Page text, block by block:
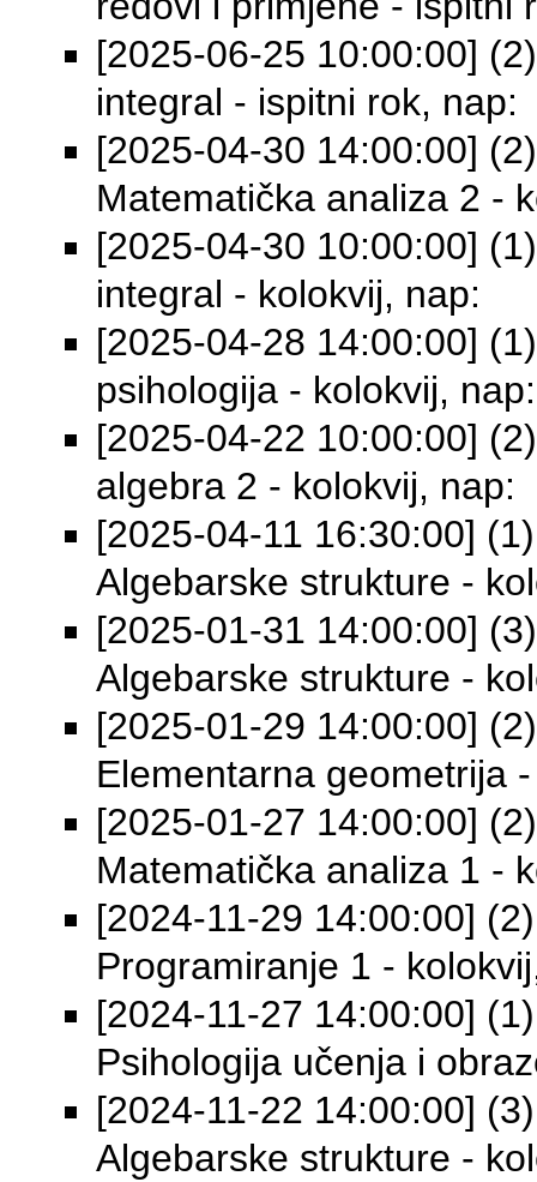
[2025-06-25 10:00:00]
integral - ispitni rok, nap:
[2025-04-30 14:00:00]
Matematička analiza 2 -
[2025-04-30 10:00:00]
integral - kolokvij, nap:
[2025-04-28 14:00:00]
psihologija - kolokvij, nap:
[2025-04-22 10:00:00]
algebra 2 - kolokvij, nap:
[2025-04-11 16:30:00]
Algebarske strukture -
[2025-01-31 14:00:00]
Algebarske strukture -
[2025-01-29 14:00:00]
Elementarna geometrija
[2025-01-27 14:00:00]
Matematička analiza 1 -
[2024-11-29 14:00:00]
Programiranje 1 -
[2024-11-27 14:00:00]
Psihologija učenja i
[2024-11-22 14:00:00]
Algebarske strukture -